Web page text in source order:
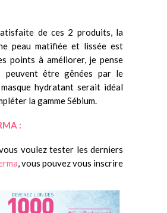
de ces 2 produits, la
peau matifiée et lissée est
points à améliorer, je pense
peuvent être gênées par le
hydratant serait idéal
la gamme Sébium.
:
voulez tester les derniers
, vous pouvez vous inscrire